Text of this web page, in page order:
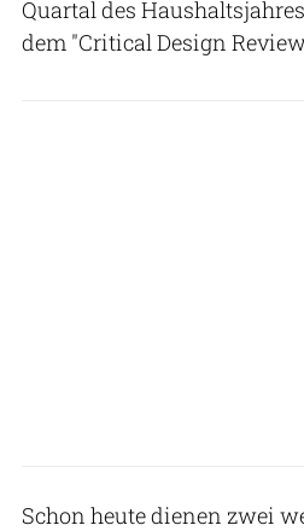
Quartal des
dem "Critical Design
Schon heute dienen zwei